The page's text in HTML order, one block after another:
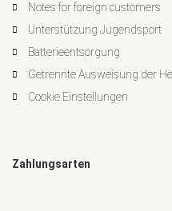
Notes for foreign customers
Unterstützung Jugendsport
Batterieentsorgung
Getrennte Ausweisung der
Cookie Einstellungen
Zahlungsarten